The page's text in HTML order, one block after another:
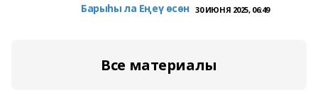
Барыһы ла Еңеү өсөн 30 ИЮНЯ 2025, 06:49
Все материалы